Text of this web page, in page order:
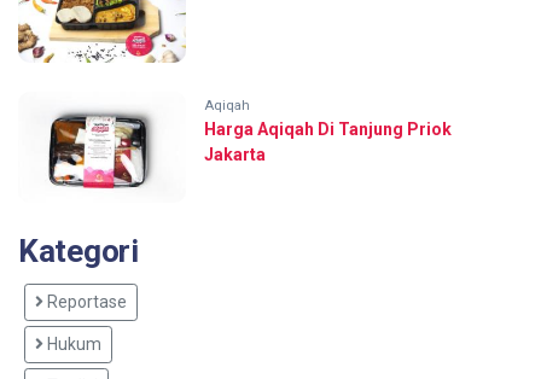
Aqiqah
Harga Aqiqah Di Tanjung Priok
Jakarta
Kategori
Reportase
Hukum